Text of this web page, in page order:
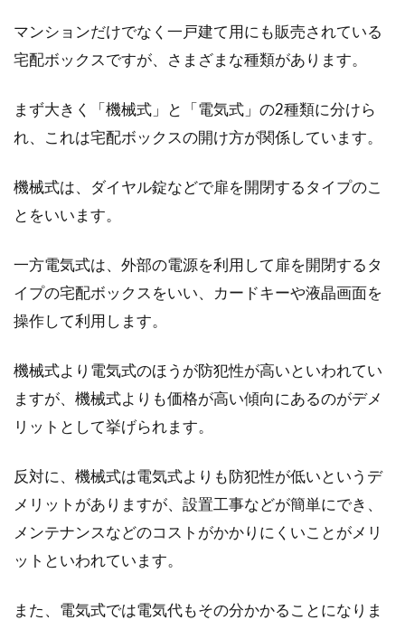
新築の注文住宅の中で、意外と見落とされがち
なのが「窓」についてです。図面上で考えてい
まだ新築なのに！壁紙の隙間が気に
付いたら壁紙の継ぎ目に少し隙間があいてい
て、ショッ...
2LDKのマンションで暮らす！分譲と
分譲賃貸の違いとは？
人の家族や、あえて子どもを持たないDINKSに
も人...
具体例からプランを練ろう
マンションだけでなく一戸建て用にも販売されている
宅配ボックスですが、さまざまな種類があります。
まず大きく「機械式」と「電気式」の2種類に分けら
れ、これは宅配ボックスの開け方が関係しています。
機械式は、ダイヤル錠などで扉を開閉するタイプのこ
とをいいます。
一方電気式は、外部の電源を利用して扉を開閉するタ
イプの宅配ボックスをいい、カードキーや液晶画面を
操作して利用します。
機械式より電気式のほうが防犯性が高いといわれてい
ますが、機械式よりも価格が高い傾向にあるのがデメ
リットとして挙げられます。
反対に、機械式は電気式よりも防犯性が低いというデ
メリットがありますが、設置工事などが簡単にでき、
メンテナンスなどのコストがかかりにくいことがメリ
ットといわれています。
また、電気式では電気代もその分かかることになりま